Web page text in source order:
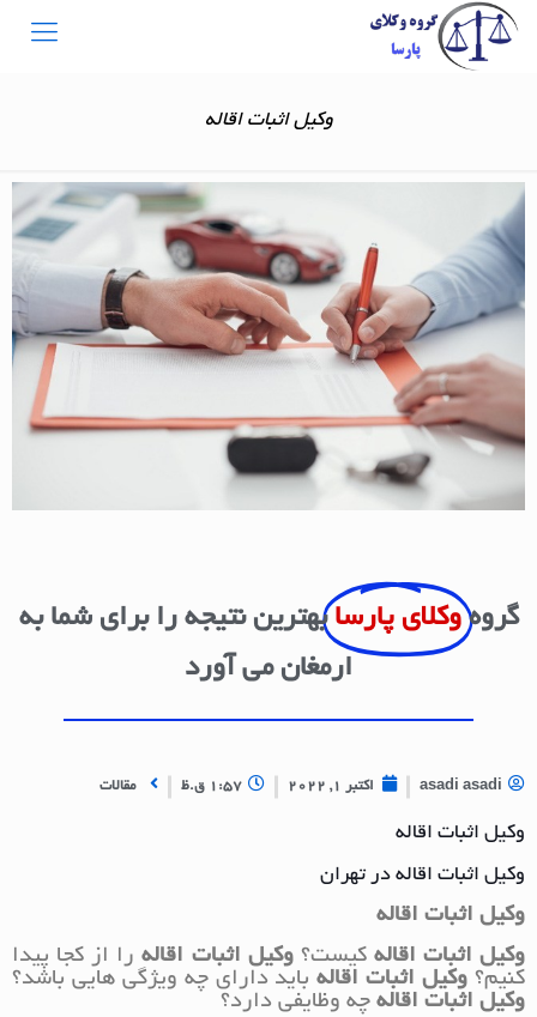
وکیل اثبات اقاله
گروه وکلای پارسا بهترین نتیجه را برای شما به
ارمغان می آورد
asadi asadi اکتبر 1, 2022 1:57 ق.ظ مقالات
وکیل اثبات اقاله
وکیل اثبات اقاله در تهران
وکیل اثبات اقاله
وکیل اثبات اقاله کیست؟وکیل اثبات اقالهرا از کجا پیدا
کنیم؟ وکیل اثبات اقالهباید دارای چه ویژگی هایی باشد؟
وکیل اثبات اقاله چه وظایفی دارد؟